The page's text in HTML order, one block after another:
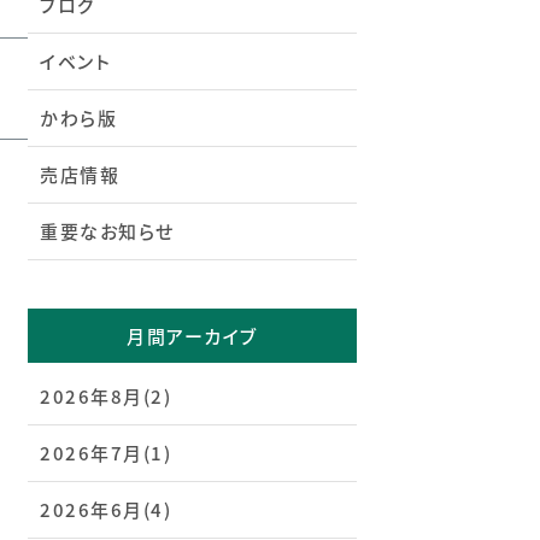
イベント
かわら版
売店情報
重要なお知らせ
月間アーカイブ
2026年8月(2)
2026年7月(1)
2026年6月(4)